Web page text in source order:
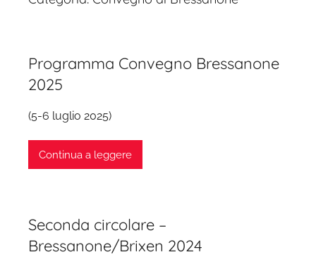
Programma Convegno Bressanone
2025
(5-6 luglio 2025)
Continua a leggere
Seconda circolare –
Bressanone/Brixen 2024